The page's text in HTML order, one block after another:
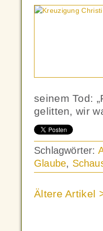
seinem Tod:
gelitten, wir
Schlagwörter:
Glaube,
Ältere Artikel